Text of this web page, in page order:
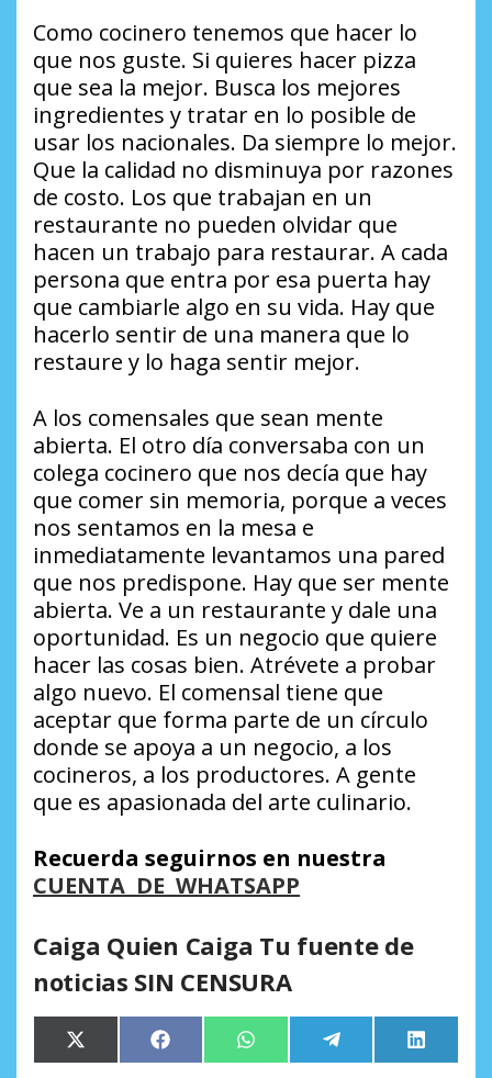
Como cocinero tenemos que hacer lo
que nos guste. Si quieres hacer pizza
que sea la mejor. Busca los mejores
ingredientes y tratar en lo posible de
usar los nacionales. Da siempre lo mejor.
Que la calidad no disminuya por razones
de costo. Los que trabajan en un
restaurante no pueden olvidar que
hacen un trabajo para restaurar. A cada
persona que entra por esa puerta hay
que cambiarle algo en su vida. Hay que
hacerlo sentir de una manera que lo
restaure y lo haga sentir mejor.
A los comensales que sean mente
abierta. El otro día conversaba con un
colega cocinero que nos decía que hay
que comer sin memoria, porque a veces
nos sentamos en la mesa e
inmediatamente levantamos una pared
que nos predispone. Hay que ser mente
abierta. Ve a un restaurante y dale una
oportunidad. Es un negocio que quiere
hacer las cosas bien. Atrévete a probar
algo nuevo. El comensal tiene que
aceptar que forma parte de un círculo
donde se apoya a un negocio, a los
cocineros, a los productores. A gente
que es apasionada del arte culinario.
Recuerda seguirnos en nuestra
CUENTA DE WHATSAPP
Caiga Quien Caiga Tu fuente de
noticias SIN CENSURA
Compartir
en
X
(Twitter)
Compartir
en
Facebook Compartir
en
WhatsApp Compartir
en
Telegram
en
LinkedIn